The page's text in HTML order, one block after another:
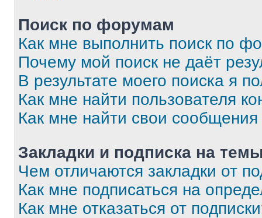
Поиск по форумам
Как мне выполнить поиск по
Почему мой поиск не даёт
В результате моего поиска я
Как мне найти пользователя
Как мне найти свои
Закладки и подписка на
Чем отличаются закладки от
Как мне подписаться на
Как мне отказаться от